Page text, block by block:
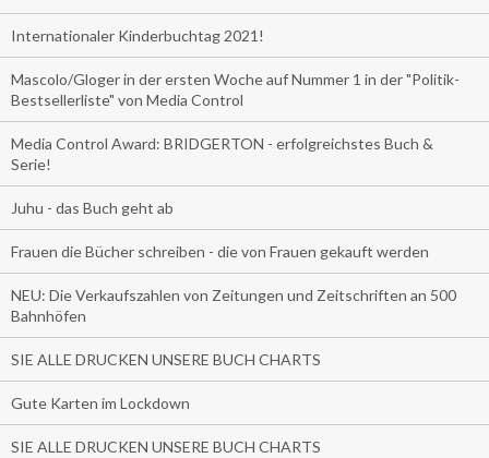
Internationaler Kinderbuchtag 2021!
Mascolo/Gloger in der ersten Woche auf Nummer 1 in der "Politik-
Bestsellerliste" von Media Control
Media Control Award: BRIDGERTON - erfolgreichstes Buch &
Serie!
Juhu - das Buch geht ab
Frauen die Bücher schreiben - die von Frauen gekauft werden
NEU: Die Verkaufszahlen von Zeitungen und Zeitschriften an 500
Bahnhöfen
SIE ALLE DRUCKEN UNSERE BUCH CHARTS
Gute Karten im Lockdown
SIE ALLE DRUCKEN UNSERE BUCH CHARTS